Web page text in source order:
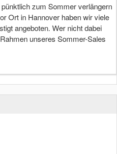
zum Sommer verlängern
Ort in Hannover haben wir viele
angeboten. Wer nicht dabei
unseres Sommer-Sales